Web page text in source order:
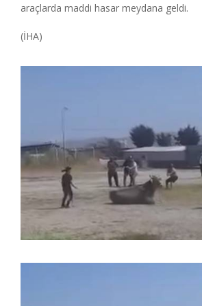
araçlarda maddi hasar meydana geldi.
(İHA)